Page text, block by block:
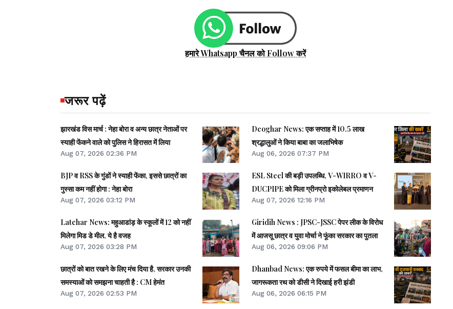
हमारे Whatsapp चैनल को Follow करें
जरूर पढ़ें
झारखंड विस मार्च : नेहा बोरा व अन्य छात्र नेताओं पर
स्याही फेंकने वाले को पुलिस ने हिरासत में लिया
Aug 07, 2026 02:36 PM
BJP व RSS के गुंडों ने स्याही फेंका, इससे छात्रों का
गुस्सा कम नहीं होगा : नेहा बोरा
Aug 07, 2026 03:12 PM
Latehar News: महुआडांड़ के स्कूलों में 12 को नहीं
मिलेगा मिड डे मील, ये है वजह
Aug 07, 2026 03:28 PM
छात्रों को बात रखने के लिए मंच दिया है, सरकार उनकी
समस्याओं को समझना चाहती है : CM हेमंत
Aug 07, 2026 02:53 PM
Deoghar News: एक सप्ताह में 10.5 लाख
श्रद्धालुओं ने किया बाबा का जलाभिषेक
Aug 06, 2026 07:37 PM
ESL Steel की बड़ी उपलब्धि, V-WIRRO व V-
DUCPIPE को मिला ग्रीनप्रो इकोलेबल प्रमाणन
Aug 07, 2026 12:16 PM
Giridih News : JPSC-JSSC पेपर लीक के विरोध
में आजसू छात्र व युवा मोर्चा ने फूंका सरकार का पुतला
Aug 06, 2026 09:06 PM
Dhanbad News: एक रुपये में फसल बीमा का लाभ,
जागरूकता रथ को डीसी ने दिखाई हरी झंडी
Aug 06, 2026 06:15 PM